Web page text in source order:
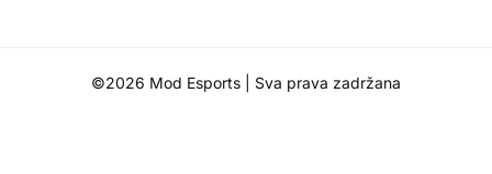
©2026 Mod Esports | Sva prava zadržana